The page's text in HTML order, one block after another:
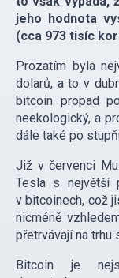
jeho hodnota
(cca 973 tisíc
Prozatím byla
dolarů, a to v
bitcoin propad
neekologický, a
dále také po
Již v červenci
Tesla s největší
v bitcoinech, což
nicméně
přetrvávají na trhu
Bitcoin je